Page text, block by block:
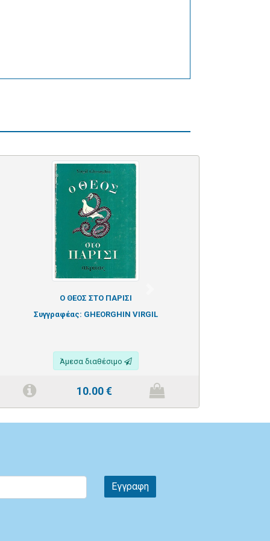
Ο ΘΕΟΣ ΣΤΟ ΠΑΡΙΣΙ
Συγγραφέας: GHEORGHIN VIRGIL
Άμεσα διαθέσιμο
10.00€
Εγγραφη